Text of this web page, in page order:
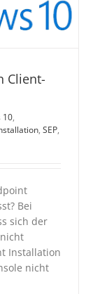
Client-
10,
, SEP,
Bei
sich der
Installation
nicht